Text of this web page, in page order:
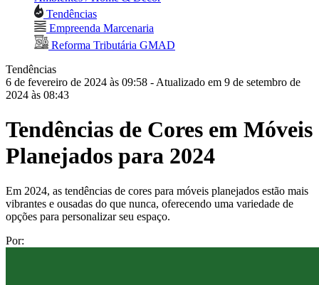
Tendências
Empreenda Marcenaria
Reforma Tributária GMAD
Tendências
6 de fevereiro de 2024 às 09:58 - Atualizado em 9 de setembro de
2024 às 08:43
Tendências de Cores em Móveis
Planejados para 2024
Em 2024, as tendências de cores para móveis planejados estão mais
vibrantes e ousadas do que nunca, oferecendo uma variedade de
opções para personalizar seu espaço.
Por: